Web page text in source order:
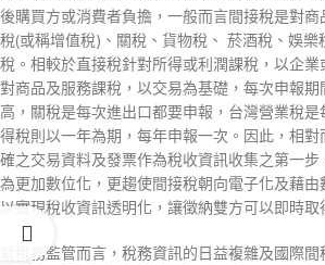
後購買方或消費者負擔，一般而言間接稅是對
稅(或稱增值稅)、關稅、貨物稅、 菸酒稅、娛樂
稅。相較於直接稅針對所得或利潤課稅，以企
對商品及服務課稅，以交易為基礎，每次申報
高，關稅是每次進出口都要申報，台灣營業稅
得稅則以一年為期，每年申報一次。因此，相
確之交易資料及發票作為稅收資訊收集之第一
為更加數位化，更趨使間接稅朝向電子化及藉
以實現稅收資訊透明化，讓徵納雙方可以即時取
就稅務監管而言，稅務資訊的日益複雜及國際